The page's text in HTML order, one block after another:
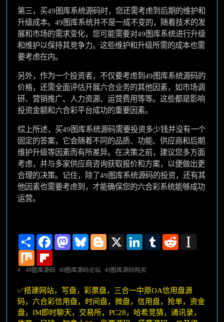
第三，买49图库系统源码时，您还需考虑到后期的维护和
升级成本。49图库系统并不是一成不变的，随着技术的发
展和市场的需求变化，您可能需要对49图库系统进行升级
和维护以保持其竞争力。这些维护和升级所需的成本也需
要考虑在内。
另外，作为一个投资者，不仅要考虑到49图库系统源码的
价格，还需全面评估开展六合业务的其他因素，如市场调
研、营销推广、人力资源、运营费用等等。这些都是影响
投资金额和六合彩平台成功的重要因素。
综上所述，买49图库系统源码需要投资多少钱并没有一个
固定的答案，它会随着不同的品质、功能、供应商和后期
维护升级等因素而有所差异。在决策之前，建议您多方面
考虑，并与多家供应商咨询获取报价和方案，以便做出更
合理的决策。记住，除了49图库系统源码的投资，还有其
他因素也需要考虑到，才能确保您的六合彩系统能够成功
运营。
Share FacebookMastodonBluesky BloggerX LinkedInTumblr Reddit
Mix
# 49图库源码 49图库源码论坛 49图库源码购买
✅搭建网站，写盘，彩票盘，三合一中原OA信用盘源
码，六合彩信用盘，时间盘，微盘，信用盘，抢单，资金
盘，IM即时聊天，交易所，PC28，哈希竞猜，通讯录，